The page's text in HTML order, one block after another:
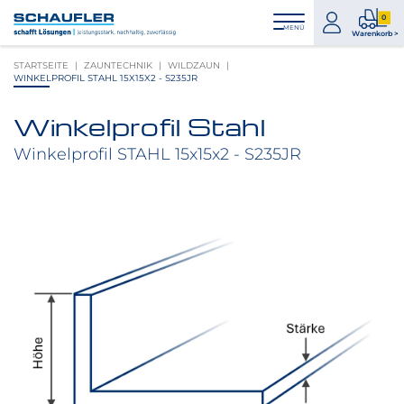
Inhalt
Hauptnavigation
Footernavigation
Logo
Schaufler
verlinkt
zur
MENÜ
zum
Konto
0
Warenkorb >
0
STARTSEITE ZAUNTECHNIK
WILDZAUN
WINKELPROFIL STAHL 15X15X2 - S235JR
Produktbilder
Winkelprofil Stahl
Winkelprofil STAHL 15x15x2 - S235JR